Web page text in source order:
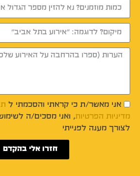
אני מאשר/ת כי קראתי והסכמתי ל
מדיניות הפרטיות, ואני מסכים/ה
לצורך מענה לפנייתי
חזרו אלי בהקדם